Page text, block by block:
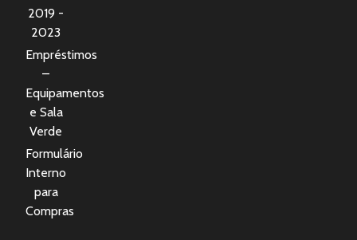
2019 -
2023
Empréstimos
–
Equipamentos
e Sala
Verde
Formulário
Interno
para
Compras